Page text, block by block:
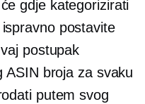
gdje kategorizirati
postavite
postupak
ASIN broja za svaku
putem svog